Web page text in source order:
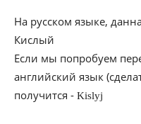
На русском языке,
Кислый
Если мы попробуем
английский язык
получится - Kislyj